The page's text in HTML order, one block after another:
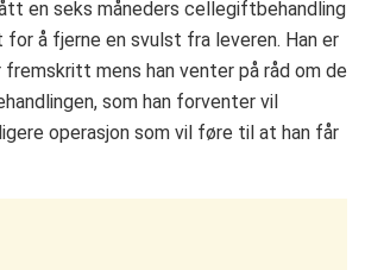
en seks måneders cellegiftbehandling
for å fjerne en svulst fra leveren. Han er
fremskritt mens han venter på råd om de
som han forventer vil
operasjon som vil føre til at han får